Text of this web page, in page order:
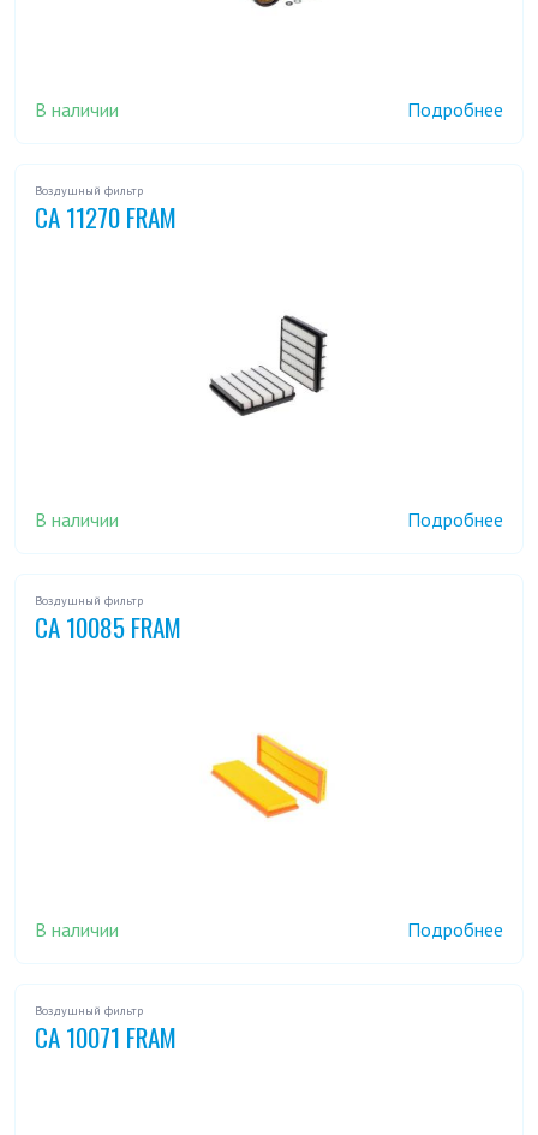
В наличии Подробнее
Воздушный фильтр
CA 11270 FRAM
В наличии Подробнее
Воздушный фильтр
CA 10085 FRAM
В наличии Подробнее
Воздушный фильтр
CA 10071 FRAM